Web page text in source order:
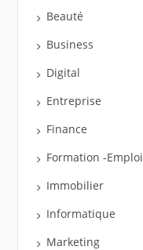
Beauté
Business
Digital
Entreprise
Finance
Formation -Emploi
Immobilier
Informatique
Marketing